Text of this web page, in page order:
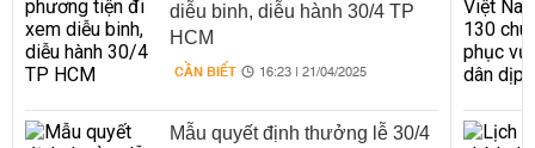
diễu binh, diễu hành 30/4 TP
HCM
CẦN BIẾT 16:23 | 21/04/2025
Mẫu quyết định thưởng lễ 30/4